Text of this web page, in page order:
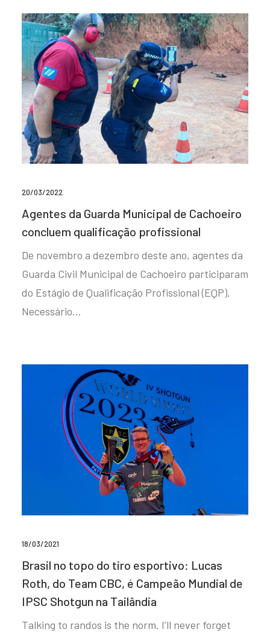
20/03/2022
Agentes da Guarda Municipal de Cachoeiro
concluem qualificação profissional
De novembro a dezembro deste ano, agentes da
Guarda Civil Municipal de Cachoeiro participaram
do Estágio de Qualificação Profissional (EQP).
Necessário…
18/03/2021
Brasil no topo do tiro esportivo: Lucas
Roth, do Team CBC, é Campeão Mundial de
IPSC Shotgun na Tailândia
Talking to randos is the norm. I’ll never forget